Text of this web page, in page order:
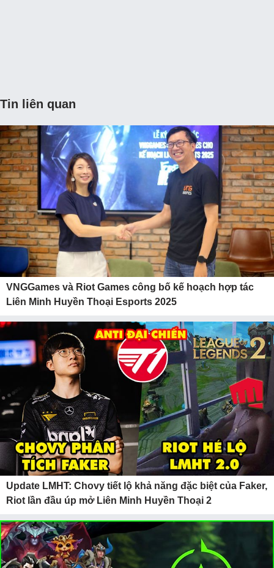
Tin liên quan
VNGGames và Riot Games công bố kế hoạch hợp tác
Liên Minh Huyền Thoại Esports 2025
Update LMHT: Chovy tiết lộ khả năng đặc biệt của Faker,
Riot lần đầu úp mở Liên Minh Huyền Thoại 2